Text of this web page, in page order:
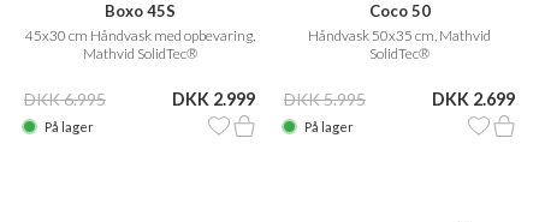
Boxo 45S
45x30 cm Håndvask med opbevaring,
Mathvid SolidTec®
DKK 6.995 DKK 2.999
På lager
Coco 50
Håndvask 50x35 cm, Mathvid
SolidTec®
DKK 5.995 DKK 2.699
På lager